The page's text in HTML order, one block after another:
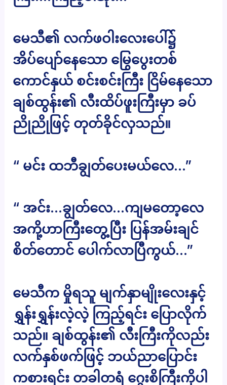
မေသီ၏ လက်ဖဝါးလေးပေါ်၌
အိပ်ပျော်နေသော မြွေပွေးတစ်
ကောင်နှယ် စင်းစင်းကြီး ငြိမ်နေသော
ချစ်ထွန်း၏ လီးထိပ်ဖူးကြီးမှာ ခပ်
ညိုညိုဖြင့် တုတ်ခိုင်လှသည်။
“ မင်း ထဘီချွတ်ပေးမယ်လေ…”
“ အင်း…ချွတ်လေ…ကျမတော့လေ
အကို့ဟာကြီးတွေ့ပြီး ပြန်အမ်းချင်
စိတ်တောင် ပေါက်လာပြီကွယ်…”
မေသီက မှိုရသူ မျက်နှာမျိုးလေးနှင့်
ရွှန်းရွှန်းလဲ့လဲ့ ကြည့်ရင်း ပြောလိုက်
သည်။ ချစ်ထွန်း၏ လီးကြီးကိုလည်း
လက်နှစ်ဖက်ဖြင့် ဘယ်ညာပြောင်း
ကစားရင်း တခါတရံ ဂွေးစိကြီးကိုပါ